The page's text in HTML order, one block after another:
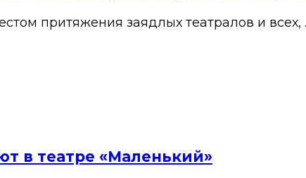
притяжения заядлых театралов и всех,
в театре «Маленький»